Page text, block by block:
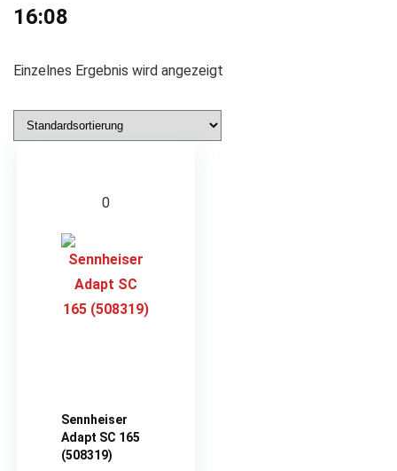
16:08
Einzelnes Ergebnis wird angezeigt
0
Sennheiser
Adapt SC 165
(508319)